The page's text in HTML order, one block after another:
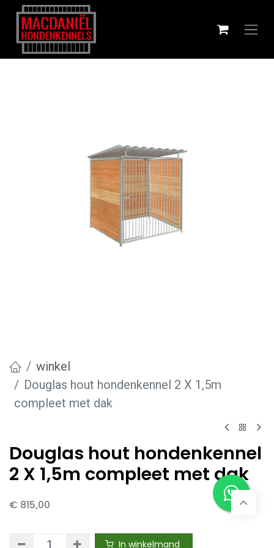
winkel
Douglas hout hondenkennel 2 X 1,5m
compleet met dak
Douglas hout hondenkennel
2 X 1,5m compleet met dak
€ 815,00
In winkelmand